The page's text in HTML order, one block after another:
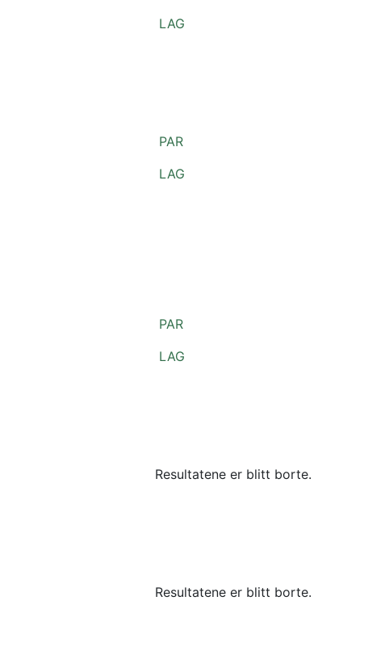
LAG
PAR
LAG
PAR
LAG
Resultatene er blitt borte.
Resultatene er blitt borte.